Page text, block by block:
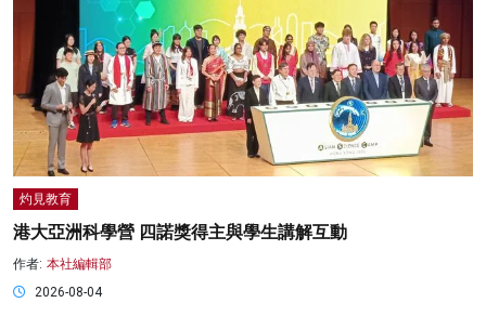
灼見教育
港大亞洲科學營 四諾獎得主與學生講解互動
作者: 本社編輯部
2026-08-04